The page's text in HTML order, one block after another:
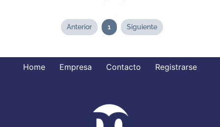
Anterior 1 Siguiente
Home Empresa Contacto Registrarse